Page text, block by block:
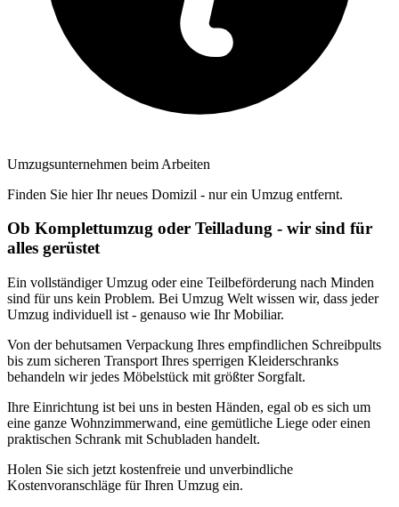
Umzugsunternehmen beim Arbeiten
Finden Sie hier Ihr neues Domizil - nur ein Umzug entfernt.
Ob Komplettumzug oder Teilladung - wir sind für
alles gerüstet
Ein vollständiger Umzug oder eine Teilbeförderung nach Minden
sind für uns kein Problem. Bei Umzug Welt wissen wir, dass jeder
Umzug individuell ist - genauso wie Ihr Mobiliar.
Von der behutsamen Verpackung Ihres empfindlichen Schreibpults
bis zum sicheren Transport Ihres sperrigen Kleiderschranks
behandeln wir jedes Möbelstück mit größter Sorgfalt.
Ihre Einrichtung ist bei uns in besten Händen, egal ob es sich um
eine ganze Wohnzimmerwand, eine gemütliche Liege oder einen
praktischen Schrank mit Schubladen handelt.
Holen Sie sich jetzt kostenfreie und unverbindliche
Kostenvoranschläge für Ihren Umzug ein.